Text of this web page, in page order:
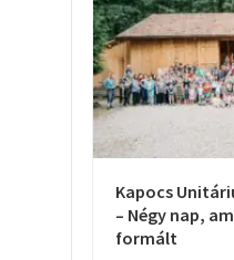
Kapocs
– Négy nap,
formált